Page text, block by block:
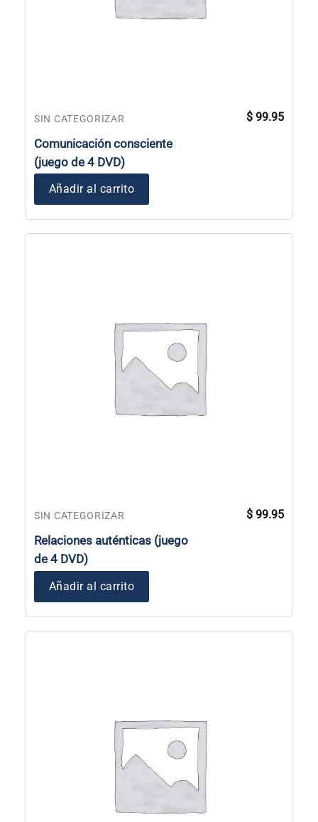
SIN CATEGORIZAR
Comunicación consciente
(juego de 4 DVD)
$ 99.95
Añadir al carrito
SIN CATEGORIZAR
Relaciones auténticas (juego
de 4 DVD)
$ 99.95
Añadir al carrito